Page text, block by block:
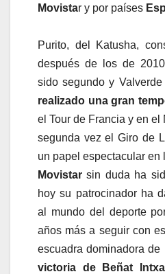
Movistar y por países
Purito, del Katusha,
después de los de
sido segundo y Valverde
realizado una gran
el Tour de Francia y en
segunda vez el Giro de
un papel espectacular en
Movistar sin duda ha
hoy su patrocinador ha
al mundo del deporte
años más a seguir con
escuadra dominadora de
victoria de Beñat